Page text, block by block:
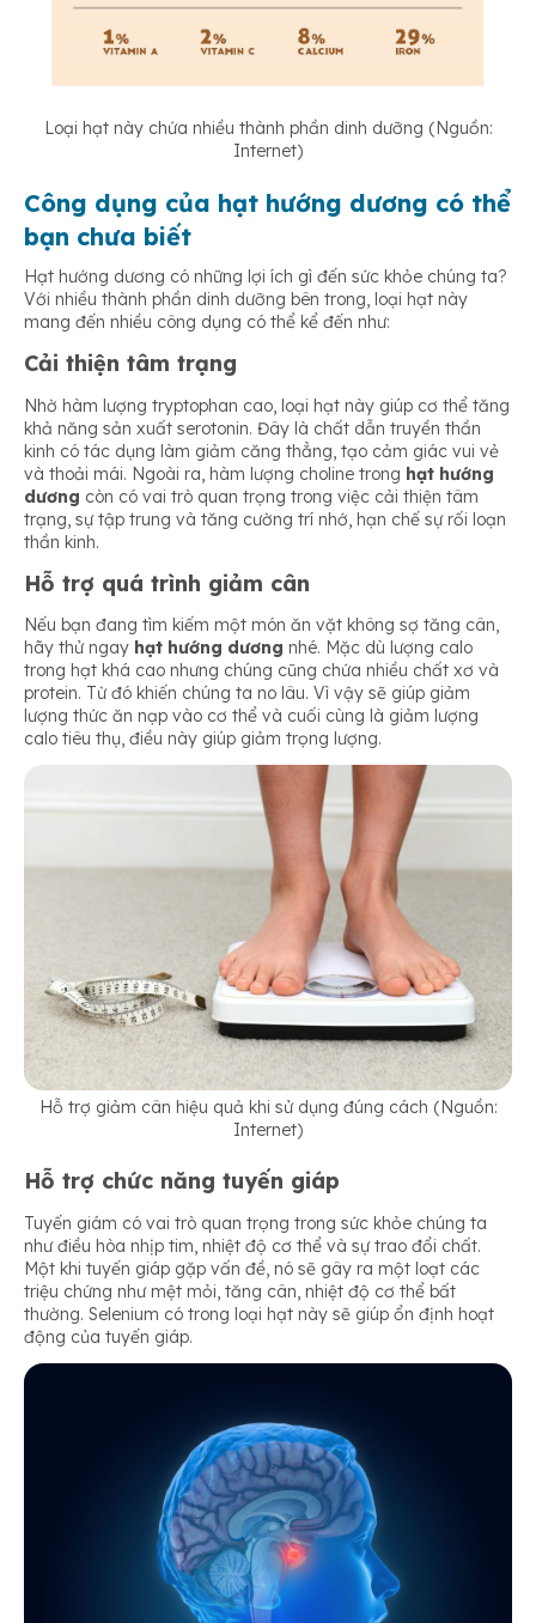
Loại hạt này chứa nhiều thành phần dinh dưỡng (Nguồn:
Internet)
Công dụng của hạt hướng dương có thể
bạn chưa biết
Hạt hướng dương có những lợi ích gì đến sức khỏe chúng ta?
Với nhiều thành phần dinh dưỡng bên trong, loại hạt này
mang đến nhiều công dụng có thể kể đến như:
Cải thiện tâm trạng
Nhờ hàm lượng tryptophan cao, loại hạt này giúp cơ thể tăng
khả năng sản xuất serotonin. Đây là chất dẫn truyền thần
kinh có tác dụng làm giảm căng thẳng, tạo cảm giác vui vẻ
và thoải mái. Ngoài ra, hàm lượng choline trong hạt hướng
dương còn có vai trò quan trọng trong việc cải thiện tâm
trạng, sự tập trung và tăng cường trí nhớ, hạn chế sự rối loạn
thần kinh.
Hỗ trợ quá trình giảm cân
Nếu bạn đang tìm kiếm một món ăn vặt không sợ tăng cân,
hãy thử ngay hạt hướng dương nhé. Mặc dù lượng calo
trong hạt khá cao nhưng chúng cũng chứa nhiều chất xơ và
protein. Từ đó khiến chúng ta no lâu. Vì vậy sẽ giúp giảm
lượng thức ăn nạp vào cơ thể và cuối cùng là giảm lượng
calo tiêu thụ, điều này giúp giảm trọng lượng.
Hỗ trợ giảm cân hiệu quả khi sử dụng đúng cách (Nguồn:
Internet)
Hỗ trợ chức năng tuyến giáp
Tuyến giám có vai trò quan trọng trong sức khỏe chúng ta
như điều hòa nhịp tim, nhiệt độ cơ thể và sự trao đổi chất.
Một khi tuyến giáp gặp vấn đề, nó sẽ gây ra một loạt các
triệu chứng như mệt mỏi, tăng cân, nhiệt độ cơ thể bất
thường. Selenium có trong loại hạt này sẽ giúp ổn định hoạt
động của tuyến giáp.